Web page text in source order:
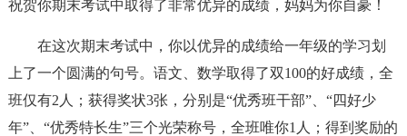
祝贺你期末考试中取得了非常优异的成绩，妈妈为你自豪！
在这次期末考试中，你以优异的成绩给一年级的学习划
上了一个圆满的句号。语文、数学取得了双100的好成绩，全
班仅有2人；获得奖状3张，分别是“优秀班干部”、“四好少
年”、“优秀特长生”三个光荣称号，全班唯你1人；得到奖励的